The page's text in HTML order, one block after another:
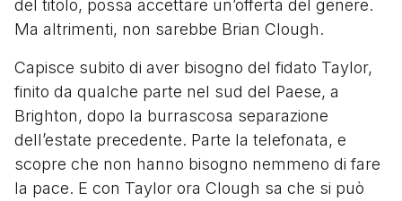
del titolo, possa accettare un’offerta del genere.
Ma altrimenti, non sarebbe Brian Clough.
Capisce subito di aver bisogno del fidato Taylor,
finito da qualche parte nel sud del Paese, a
Brighton, dopo la burrascosa separazione
dell’estate precedente. Parte la telefonata, e
scopre che non hanno bisogno nemmeno di fare
la pace. E con Taylor ora Clough sa che si può